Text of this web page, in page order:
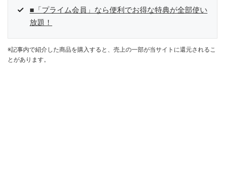
■「プライム会員」なら便利でお得な特典が全部使い
放題！
※記事内で紹介した商品を購入すると、売上の一部が当サイトに還元されるこ
とがあります。